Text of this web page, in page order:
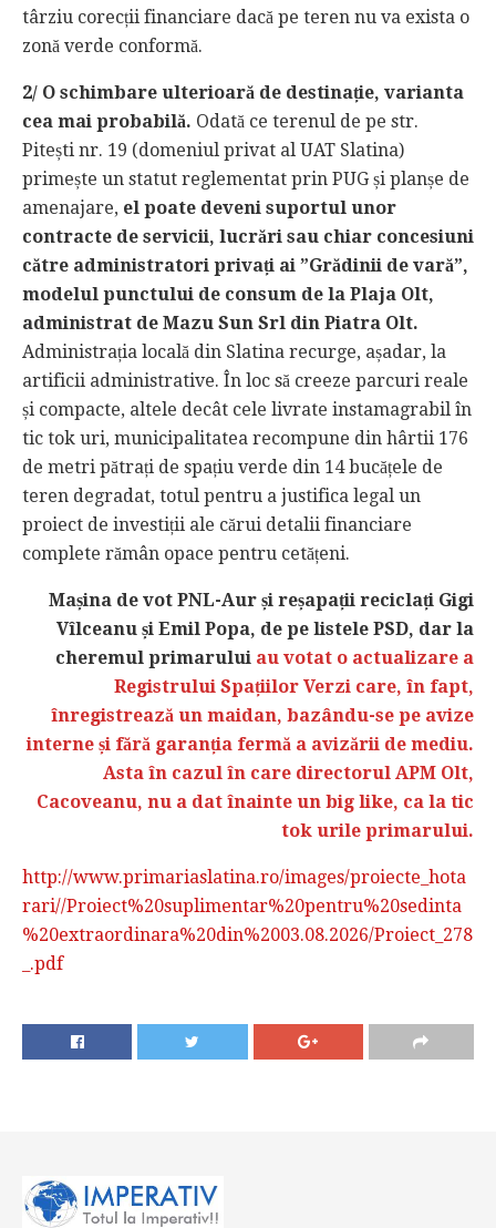
târziu corecții financiare dacă pe teren nu va exista o
zonă verde conformă.
2/ O schimbare ulterioară de destinație, varianta
cea mai probabilă. Odată ce terenul de pe str.
Pitești nr. 19 (domeniul privat al UAT Slatina)
primește un statut reglementat prin PUG și planșe de
amenajare, el poate deveni suportul unor
contracte de servicii, lucrări sau chiar concesiuni
către administratori privați ai ”Grădinii de vară”,
modelul punctului de consum de la Plaja Olt,
administrat de Mazu Sun Srl din Piatra Olt.
Administrația locală din Slatina recurge, așadar, la
artificii administrative. În loc să creeze parcuri reale
și compacte, altele decât cele livrate instamagrabil în
tic tok uri, municipalitatea recompune din hârtii 176
de metri pătrați de spațiu verde din 14 bucățele de
teren degradat, totul pentru a justifica legal un
proiect de investiții ale cărui detalii financiare
complete rămân opace pentru cetățeni.
Mașina de vot PNL-Aur și reșapații reciclați Gigi
Vîlceanu și Emil Popa, de pe listele PSD, dar la
cheremul primarului au votat o actualizare a
Registrului Spațiilor Verzi care, în fapt,
înregistrează un maidan, bazându-se pe avize
interne și fără garanția fermă a avizării de mediu.
Asta în cazul în care directorul APM Olt,
Cacoveanu, nu a dat înainte un big like, ca la tic
tok urile primarului.
http://www.primariaslatina.ro/images/proiecte_hota
rari//Proiect%20suplimentar%20pentru%20sedinta
%20extraordinara%20din%2003.08.2026/Proiect_278
_.pdf